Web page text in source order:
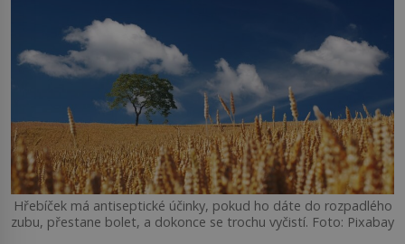
Hřebíček má antiseptické účinky, pokud ho dáte do rozpadlého
zubu, přestane bolet, a dokonce se trochu vyčistí. Foto: Pixabay